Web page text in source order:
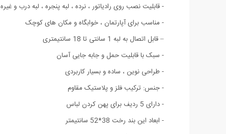
- قابلیت نصب روی رادیاتور ، نرده ، لبه پنجره ، لبه درب و غیره
- مناسب برای آپارتمان ، خوابگاه و مکان های کوچک
– قابل اتصال به لبه 1 سانتی تا 18
سانتیمتری
- سبک با قابلیت حمل و جابه جایی آسان
- طراحی نوین ، ساده و بسیار کاربردی
- جنس: ترکیب فلز و پلاستیک مقاوم
- دارای 5 ردیف برای پهن کردن لباس
- ابعاد این بند رخت 38*52 سانتیمتر